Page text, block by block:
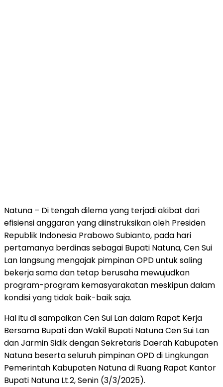
Natuna – Di tengah dilema yang terjadi akibat dari
efisiensi anggaran yang diinstruksikan oleh Presiden
Republik Indonesia Prabowo Subianto, pada hari
pertamanya berdinas sebagai Bupati Natuna, Cen Sui
Lan langsung mengajak pimpinan OPD untuk saling
bekerja sama dan tetap berusaha mewujudkan
program-program kemasyarakatan meskipun dalam
kondisi yang tidak baik-baik saja.
Hal itu di sampaikan Cen Sui Lan dalam Rapat Kerja
Bersama Bupati dan Wakil Bupati Natuna Cen Sui Lan
dan Jarmin Sidik dengan Sekretaris Daerah Kabupaten
Natuna beserta seluruh pimpinan OPD di Lingkungan
Pemerintah Kabupaten Natuna di Ruang Rapat Kantor
Bupati Natuna Lt.2, Senin (3/3/2025).